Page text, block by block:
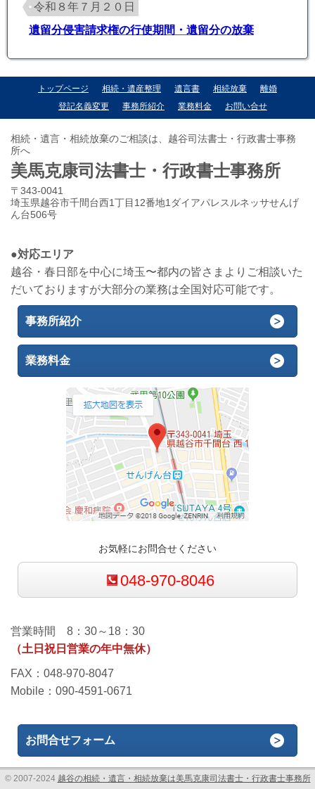
令和８年７月２０日
遺留分侵害請求権の行使期間・遺留分の放棄
トップページ 相続・遺産整理 遺言書 相続放棄
離婚
登記名義変更
事務所紹介 業務料金 お問い合せ
相続・遺言・相続放棄のご相談は、越谷司法書士・行政書士事務
所へ
美馬克康司法書士・行政書士事務所
〒343-0041
埼玉県越谷市千間台西1丁目12番地1ダイアパレスルネッサせんげ
ん台506号
●対応エリア
越谷・春日部を中心に埼玉〜都内の皆さまよりご相談いた
だいておりますが大部分の業務は全国対応可能です。
事務所紹介
業務料金
お気軽にお問合せください
048-970-8046
営業時間 8：30～18：30
（土日祝日営業の年中無休）
FAX：048-970-8047
Mobile：090-4591-0671
お問合せフォーム
© 2007-2024 越谷の相続・遺言・相続放棄は美馬克康司法書士・行政書士事務所